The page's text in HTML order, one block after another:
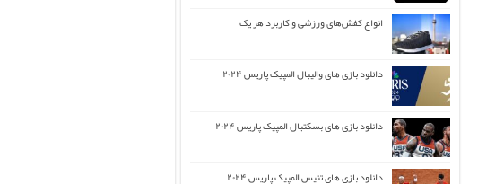
انواع کفش‌های ورزشی و کاربرد هر یک
دانلود بازی های والیبال المپیک پاریس ۲۰۲۴
دانلود بازی های بسکتبال المپیک پاریس ۲۰۲۴
دانلود بازی های تنیس المپیک پاریس ۲۰۲۴